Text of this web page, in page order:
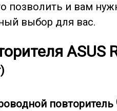
позволить и вам
выбор для вас.
ASUS
повторитель